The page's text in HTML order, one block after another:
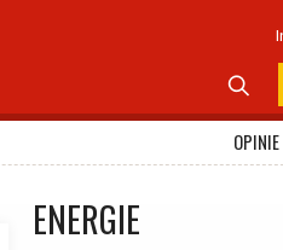

OPINIE
ENERGIE